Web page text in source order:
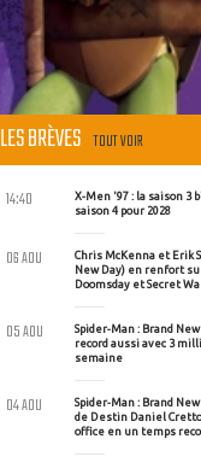
LES BRÈVES TOUT VOIR
X-Men '97 : la saison 3
saison 4 pour 2028
14:40
Chris McKenna et Erik
New Day) en renfort
Doomsday et Secret
06 AOU
Spider-Man : Brand
record aussi avec 3
semaine
05 AOU
Spider-Man : Brand
de Destin Daniel
office en un temps
04 AOU